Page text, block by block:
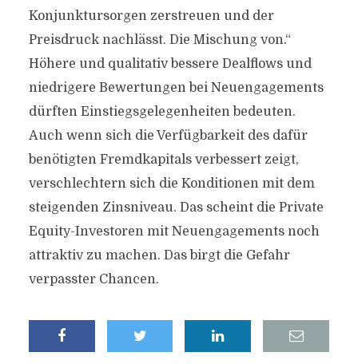
Konjunktursorgen zerstreuen und der
Preisdruck nachlässt. Die Mischung von.“
Höhere und qualitativ bessere Dealflows und
niedrigere Bewertungen bei Neuengagements
dürften Einstiegsgelegenheiten bedeuten.
Auch wenn sich die Verfügbarkeit des dafür
benötigten Fremdkapitals verbessert zeigt,
verschlechtern sich die Konditionen mit dem
steigenden Zinsniveau. Das scheint die Private
Equity-Investoren mit Neuengagements noch
attraktiv zu machen. Das birgt die Gefahr
verpasster Chancen.